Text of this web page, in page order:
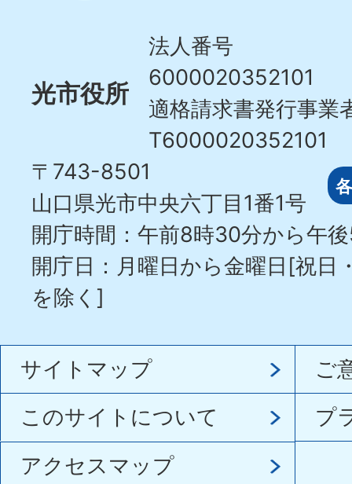
光市役所
法人番号
6000020352101
適格請求書発行事業
T6000020352101
〒743-8501
山口県光市中央六丁目1番1号
開庁時間：午前8時30分から午
開庁日：月曜日から金曜日[祝日
を除く]
サイトマップ
ご
このサイトについて
プ
アクセスマップ